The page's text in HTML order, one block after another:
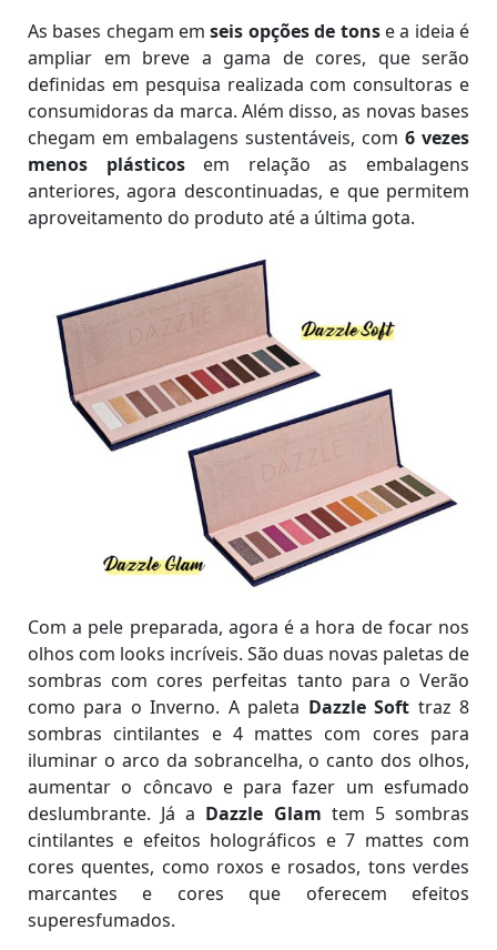
As bases chegam emseis opções de tonse a ideia é
ampliar em breve a gama de cores, que serão
definidas em pesquisa realizada com consultoras e
consumidoras da marca. Além disso, as novas bases
chegam em embalagens sustentáveis, com 6 vezes
menos plásticosem relação as embalagens
anteriores, agora descontinuadas, e que permitem
aproveitamento do produto até a última gota.
Com a pele preparada, agora é a hora de focar nos
olhos com looks incríveis. São duas novas paletas de
sombras com cores perfeitas tanto para o Verão
como para o Inverno. A paleta Dazzle Soft traz 8
sombras cintilantes e 4 mattes com cores para
iluminar o arco da sobrancelha, o canto dos olhos,
aumentar o côncavo e para fazer um esfumado
deslumbrante. Já a Dazzle Glam tem 5 sombras
cintilantes e efeitos holográficos e 7 mattes com
cores quentes, como roxos e rosados, tons verdes
marcantes e cores que oferecem efeitos
superesfumados.